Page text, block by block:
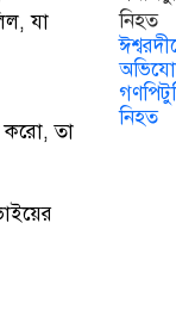
যা
করো, তা
নিহত